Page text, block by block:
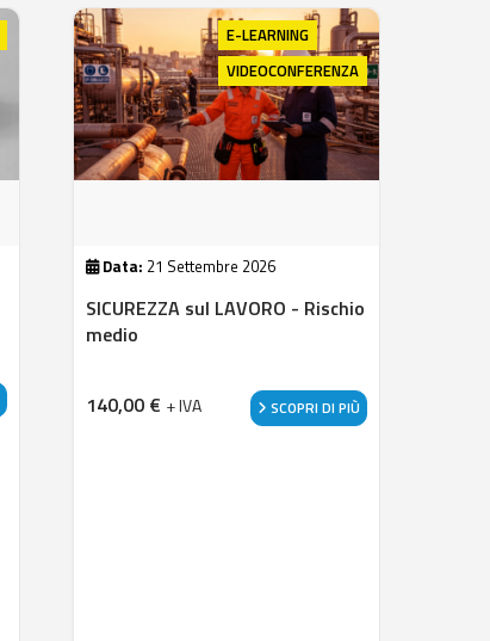
E-LEARNING
VIDEOCONFERENZA
Data: 21 Settembre 2026
SICUREZZA sul LAVORO - Rischio
medio
140,00 € + IVA SCOPRI DI PIÙ